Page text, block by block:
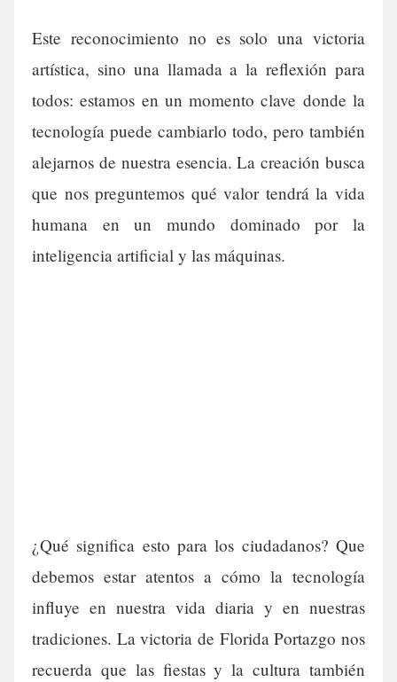
Este reconocimiento no es solo una victoria
artística, sino una llamada a la reflexión para
todos: estamos en un momento clave donde la
tecnología puede cambiarlo todo, pero también
alejarnos de nuestra esencia. La creación busca
que nos preguntemos qué valor tendrá la vida
humana en un mundo dominado por la
inteligencia artificial y las máquinas.
¿Qué significa esto para los ciudadanos? Que
debemos estar atentos a cómo la tecnología
influye en nuestra vida diaria y en nuestras
tradiciones. La victoria de Florida Portazgo nos
recuerda que las fiestas y la cultura también